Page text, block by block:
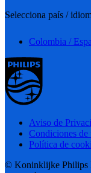
Selecciona país /
Colombia /
Aviso de
Condiciones de
Política de
© Koninklijke Philips